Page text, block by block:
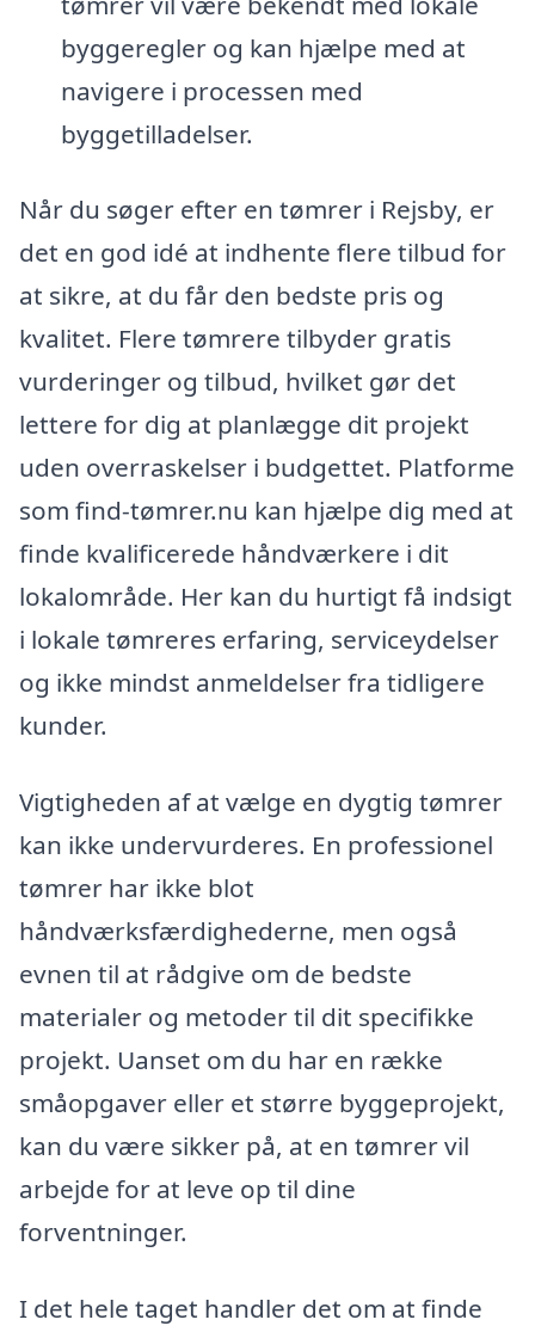
byggeregler og kan hjælpe med at
navigere i processen med
byggetilladelser.
Når du søger efter en tømrer i Rejsby, er
det en god idé at indhente flere tilbud for
at sikre, at du får den bedste pris og
kvalitet. Flere tømrere tilbyder gratis
vurderinger og tilbud, hvilket gør det
lettere for dig at planlægge dit projekt
uden overraskelser i budgettet. Platforme
som find-tømrer.nu kan hjælpe dig med at
finde kvalificerede håndværkere i dit
lokalområde. Her kan du hurtigt få indsigt
i lokale tømreres erfaring, serviceydelser
og ikke mindst anmeldelser fra tidligere
kunder.
Vigtigheden af at vælge en dygtig tømrer
kan ikke undervurderes. En professionel
tømrer har ikke blot
håndværksfærdighederne, men også
evnen til at rådgive om de bedste
materialer og metoder til dit specifikke
projekt. Uanset om du har en række
småopgaver eller et større byggeprojekt,
kan du være sikker på, at en tømrer vil
arbejde for at leve op til dine
forventninger.
I det hele taget handler det om at finde